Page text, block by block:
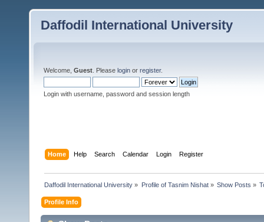
Daffodil International University
Welcome, Guest . Please login or register.
Login with username, password and session length
Home Help Search Calendar Login Register
Daffodil International University » Profile of Tasnim Nishat» Show Posts »
Profile Info